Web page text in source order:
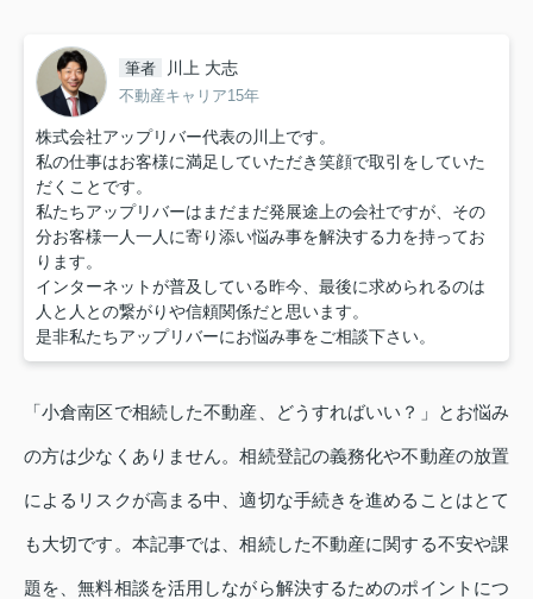
筆者 川上 大志
不動産キャリア15年
株式会社アップリバー代表の川上です。
私の仕事はお客様に満足していただき笑顔で取引をしていた
だくことです。
私たちアップリバーはまだまだ発展途上の会社ですが、その
分お客様一人一人に寄り添い悩み事を解決する力を持ってお
ります。
インターネットが普及している昨今、最後に求められるのは
人と人との繋がりや信頼関係だと思います。
是非私たちアップリバーにお悩み事をご相談下さい。
「小倉南区で相続した不動産、どうすればいい？」とお悩み
の方は少なくありません。相続登記の義務化や不動産の放置
によるリスクが高まる中、適切な手続きを進めることはとて
も大切です。本記事では、相続した不動産に関する不安や課
題を、無料相談を活用しながら解決するためのポイントにつ